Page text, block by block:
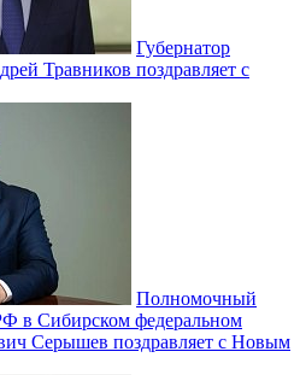
Губернатор
Травников поздравляет с
Полномочный
в Сибирском федеральном
Серышев поздравляет с Новым